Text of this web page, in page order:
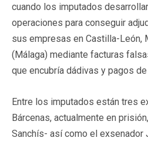
cuando los imputados
operaciones para conseguir
sus empresas en Castilla-León,
(Málaga) mediante facturas
que encubría dádivas y pagos
Entre los imputados están tres
Bárcenas, actualmente en
Sanchís- así como el exsenador